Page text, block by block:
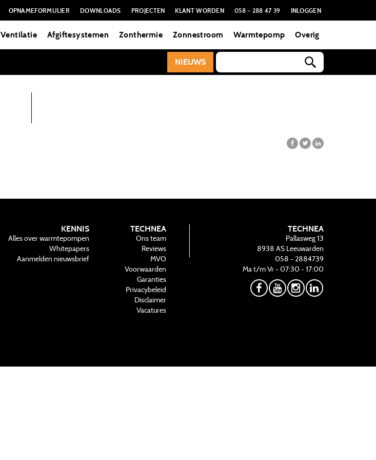
OPNAMEFORMULIER DOWNLOADS PROJECTEN KLANT WORDEN 058 – 288 47 39 INLOGGEN
Ventilatie Afgiftesystemen Zonthermie Zonnestroom Warmtepomp Overig
NIEUWS
TECHNEA
Pallasweg 13
8938 AS Leeuwarden
058 - 2884739
Ma t/m Vr - 07:30 - 17:00
KENNIS
Alles over warmtepompen
Whitepapers
Aanmelden nieuwsbrief
TECHNEA
Ons team
Reviews
MVO
Voorwaarden
Garanties
Privacybeleid
Disclaimer
Vacatures